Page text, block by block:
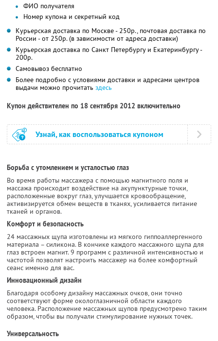
ФИО получателя
Номер купона и секретный код
Курьерская доставка по Москве - 250р., почтовая доставка по
России - от 250р. (в зависимости от адреса доставки)
Курьерская доставка по Санкт Петербургу и Екатеринбургу -
200р.
Самовывоз бесплатно
Более подробно с условиями доставки и адресами центров
выдачи можно прочитать здесь
Купон действителен по 18 сентября 2012 включительно
Узнай, как воспользоваться купоном
Борьба с утомлением и усталостью глаз
Во время работы массажера с помощью магнитного поля и
массажа происходит воздействие на акупунктурные точки,
расположенные вокруг глаз, улучшается кровообращение,
активизируется обмен веществ в тканях, усиливается питание
тканей и органов.
Комфорт и безопасность
24 массажных щупа изготовлены из мягкого гиппоаллергенного
материала – силикона. В кончике каждого массажного щупа для
глаз встроен магнит. 9 программ с различной интенсивностью и
частотой позволят настроить массажер на более комфортный
сеанс именно для вас.
Инновационный дизайн
Благодаря особому дизайну массажных очков, они точно
соответствуют форме окологлазничной области каждого
человека. Расположение массажных щупов предусмотрено таким
образом, чтобы вы получали стимулирование нужных точек.
Универсальность